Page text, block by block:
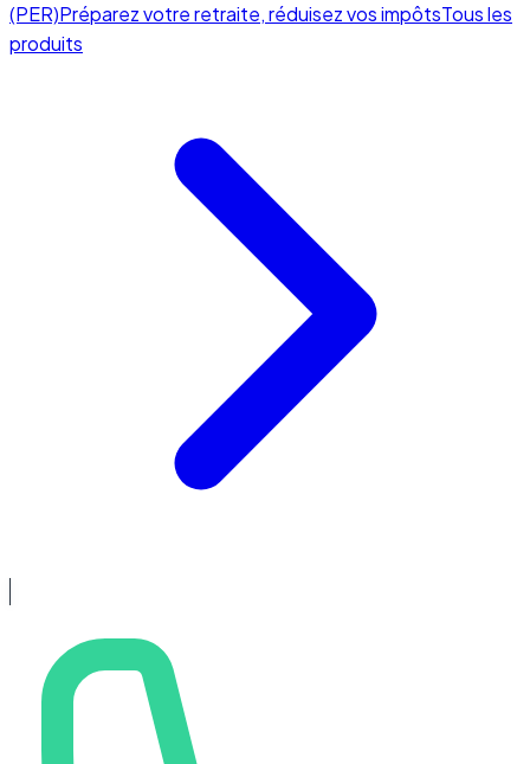
(PER)Préparez votre retraite, réduisez vos impôtsTous les
produits